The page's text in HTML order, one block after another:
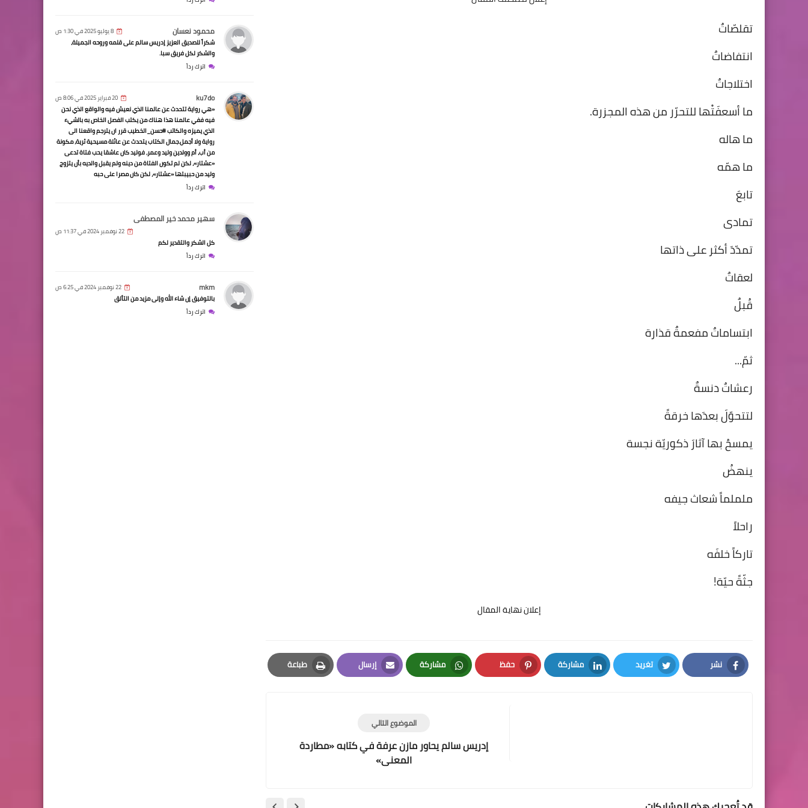
تقلصّاتٌ
انتفاضاتٌ
اختلاجاتٌ
ما أسعفَتْها للتحرّر من هذه المجزرة.
ما هاله
ما همّه
تابعَ
تمادى
تمدّدَ أكثر على ذاتها
لعقاتٌ
قُبلٌ
ابتساماتٌ مفعمةٌ قذارة
ثمّ...
رعشاتٌ دنسةٌ
لتتحوّلَ بعدَها خرقةً
يمسحُ بها آثارَ ذكوريّة نجسة
ينهضُ
ململماً شعاث جيفه
راحلاً
تاركاً خلفَه
جثّةً حيّة!
إعلان نهاية المقال
نشر
Facebook
تغريد
Twitter
مشاركة
LinkedIn
حفظ
Pinterest
مشاركة
Whatsapp
إرسال
Email
طباعة
Print
الموضوع التالي
إدريس سالم يحاور مازن عرفة في كتابه «مطاردة
المعنى»
محمود نعسان 8 يوليو 2025 في 1:30 ص
شكراً للصديق العزيز إدريس سالم على قلمه وروحه الجميلة،
والشكر لكل فريق سبا.
اترك رداً
ku7do 20 فبراير 2025 في 8:06 ص
«هي رواية تتحدث عن عالمنا الذي نعيش فيه والواقع الذي نحن
فيه ففي عالمنا هذا هناك من يكتب الفصل الخاص به بالشيء
الذي يميزه والكاتب #حسن_الخطيب قرر ان يترجم واقعنا الى
رواية ولا أجمل.جمال الكتاب يتحدث عن عائلة مسيحية ثرية، مكونة
من أب، أم وولدين وليد وعمر، فوليد كان عاشقا يحب فتاة تدعى
«عشتار»، لكن لم تكون الفتاة من دينه ولم يقبل والديه بأن يتزوج
وليد من حبيبتها «عشتار»، لكن كان مصرا على حبه
اترك رداً
سهير محمد خير المصطفى
22 نوفمبر 2024 في 11:37 ص
كل الشكر والتقدير لكم
اترك رداً
mkm 22 نوفمبر 2024 في 6:25 ص
بالتوفيق إن شاء الله وإلى مزيد من التألق
اترك رداً